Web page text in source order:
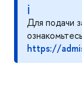
ℹ
Для подачи
https://